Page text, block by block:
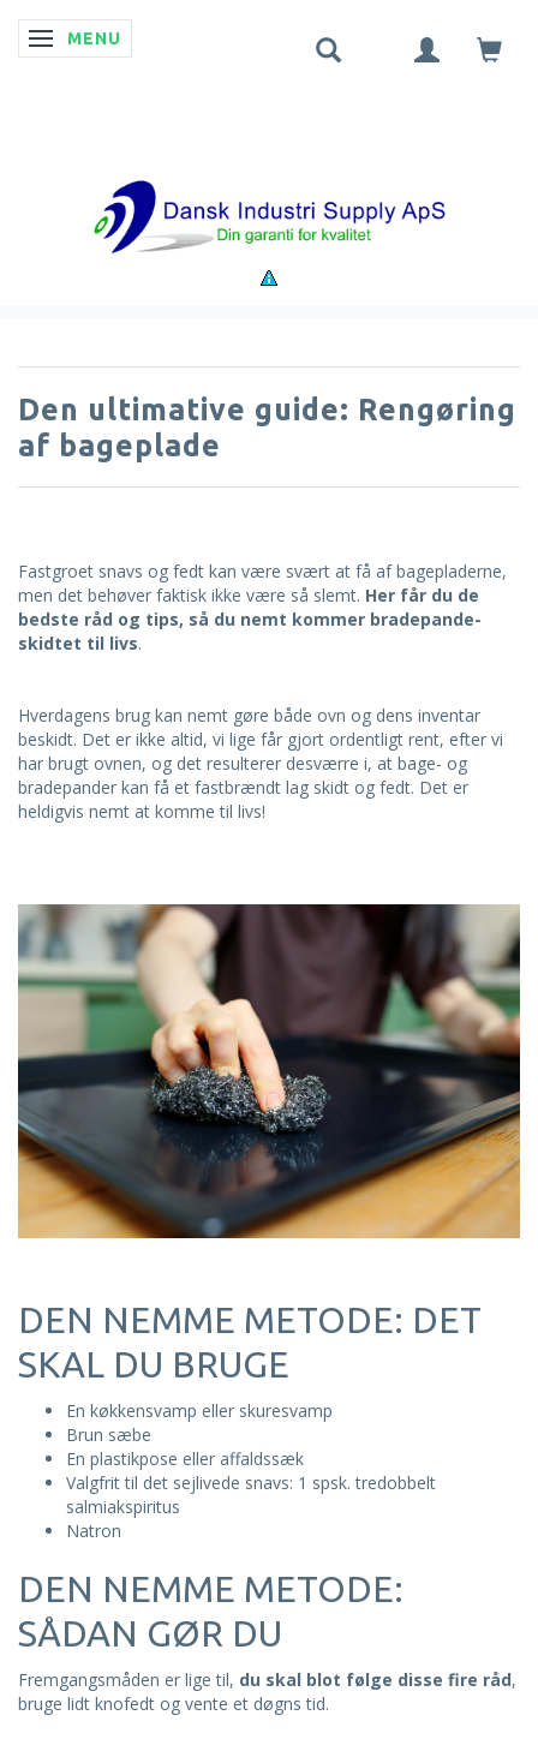
SKIFTE NAVIGATION
MENU
Den ultimative guide: Rengøring
af bageplade
Fastgroet snavs og fedt kan være svært at få af bagepladerne,
men det behøver faktisk ikke være så slemt. Her får du de
bedste råd og tips, så du nemt kommer bradepande-
skidtet til livs.
Hverdagens brug kan nemt gøre både ovn og dens inventar
beskidt. Det er ikke altid, vi lige får gjort ordentligt rent, efter vi
har brugt ovnen, og det resulterer desværre i, at bage- og
bradepander kan få et fastbrændt lag skidt og fedt. Det er
heldigvis nemt at komme til livs!
DEN NEMME METODE: DET
SKAL DU BRUGE
En køkkensvamp eller skuresvamp
Brun sæbe
En plastikpose eller affaldssæk
Valgfrit til det sejlivede snavs: 1 spsk.tredobbelt
salmiakspiritus
Natron
DEN NEMME METODE:
SÅDAN GØR DU
Fremgangsmåden er lige til, du skal blot følge disse fire råd,
bruge lidt knofedt og vente et døgns tid.